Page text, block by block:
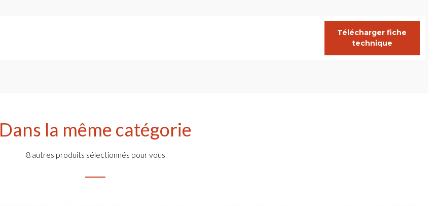
Télécharger fiche
technique
Dans la même catégorie
8 autres produits sélectionnés pour vous